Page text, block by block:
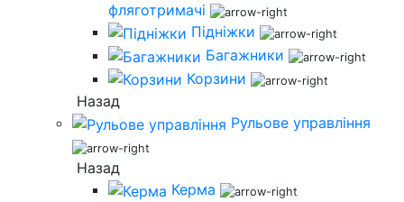
фляготримачі
Підніжки
Багажники
Корзини
Назад
Рульове управління
Назад
Керма